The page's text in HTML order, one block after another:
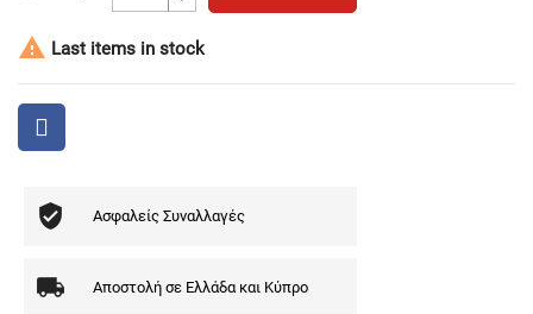
 Last items in stock
Ασφαλείς Συναλλαγές
Αποστολή σε Ελλάδα και Κύπρο